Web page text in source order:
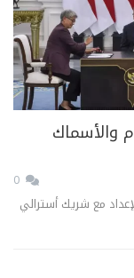
والأسماك
مع شريك أسترالي